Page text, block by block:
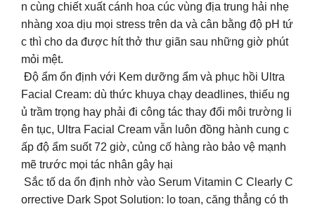
n cùng chiết xuất cánh hoa cúc vùng địa trung hải nhẹ
nhàng xoa dịu mọi stress trên da và cân bằng độ pH tứ
c thì cho da được hít thở thư giãn sau những giờ phút
mỏi mệt.
Độ ẩm ổn định với Kem dưỡng ẩm và phục hồi Ultra
Facial Cream: dù thức khuya chạy deadlines, thiếu ng
ủ trầm trọng hay phải đi công tác thay đổi môi trường li
ên tục, Ultra Facial Cream vẫn luôn đồng hành cung c
ấp độ ẩm suốt 72 giờ, củng cố hàng rào bảo vệ mạnh
mẽ trước mọi tác nhân gây hại
Sắc tố da ổn định nhờ vào Serum Vitamin C Clearly C
orrective Dark Spot Solution: lo toan, căng thẳng có th